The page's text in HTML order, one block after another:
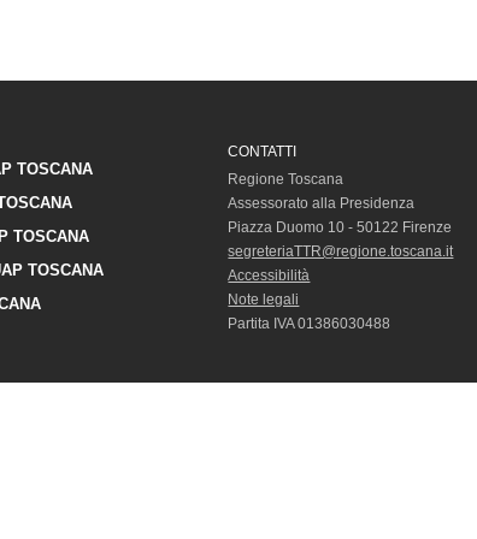
TOSCANA
TOSCANA
TOSCANA
CONTATTI
Regione Toscana
Assessorato alla Presidenza
Piazza Duomo 10 - 50122 Firenze
segreteriaTTR@regione.toscana.it
Accessibilità
Note legali
Partita IVA 01386030488